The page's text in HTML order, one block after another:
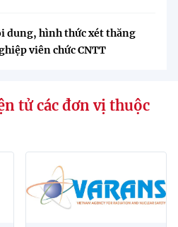
dung, hình thức xét thăng
viên chức CNTT
tử các đơn vị thuộc